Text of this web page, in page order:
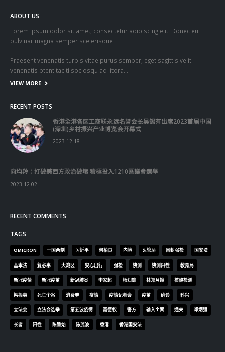
ABOUT US
Lorem ipsum dolor sit amet, consectetur adipiscing elit. Donec eu
pulvinar magna semper scelerisque.
Praesent venenatis turpis vitae purus semper, eget sagittis velit
venenatis ptent taciti sociosqu ad litora…
VIEW MORE
RECENT POSTS
香港全港各区工商联永远名誉会长吴锡有出席2023首届中国
(深圳)乡村振兴产业博览会开幕式
2023-12-18
向均羚：打破美西方政治破壞 積極投入1210區議會選舉
2023-12-02
RECENT COMMENTS
TAGS
OMICRON 一国两制 习近平 何柏良 内地 医管局 围封强检 国安法
基本法 复必泰 大湾区 安心出行 强检 快测 快测阳性 教育局
新冠疫情 新冠疫苗 新冠肺炎 李家超 杨润雄 林郑月娥 核酸检测
梁振英 死亡个案 消费券 疫情 疫情记者会 疫苗 确诊 科兴
立法会 立法会选举 第五波疫情 聂德权 警方 输入个案 通关 邓炳强
长者 阳性 陈肇始 陈茂波 香港 香港国安法